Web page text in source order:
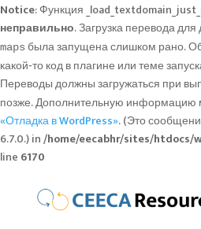
Notice: Функция
неправильно. Загрузка перевода
maps была запущена слишком рано.
какой-то код в плагине или теме
Переводы должны загружаться при
позже. Дополнительную информацию
«Отладка в WordPress». (Это
6.7.0.) in/home/eecabhr/sites/htdocs/
line 6170